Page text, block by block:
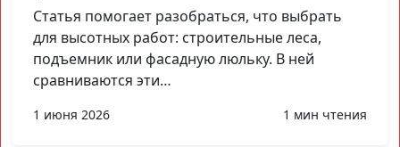
Статья помогает разобраться, что выбрать
для высотных работ: строительные леса,
подъемник или фасадную люльку. В ней
сравниваются эти…
1 июня 2026 1 мин чтения